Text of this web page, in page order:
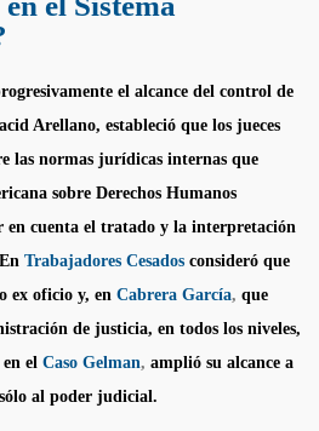
el alcance del control de
Arellano, estableció que los jueces
las normas jurídicas internas que
sobre Derechos Humanos
cuenta el tratado y la interpretación
Trabajadores Cesados consideró que
ex oficio y, en Cabrera García, que
de justicia, en todos los niveles,
el Caso Gelman, amplió su alcance a
al poder judicial.